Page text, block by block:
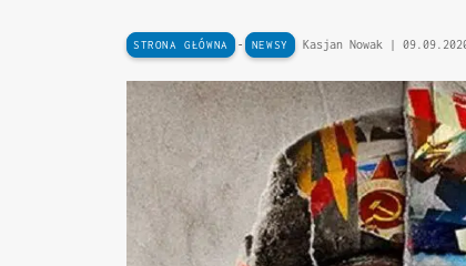
STRONA GŁÓWNA - NEWSY Kasjan Nowak |